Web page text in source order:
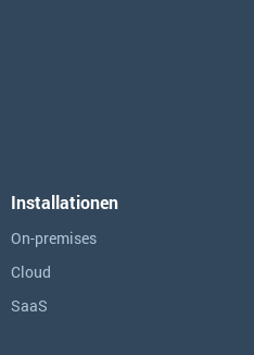
Installationen
On-premises
Cloud
SaaS